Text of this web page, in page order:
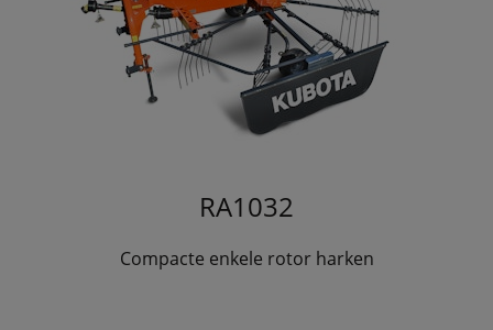
RA1032
Compacte enkele rotor harken